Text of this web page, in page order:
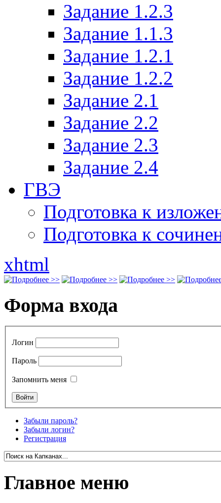
Задание 1.2.3
Задание 1.1.3
Задание 1.2.1
Задание 1.2.2
Задание 2.1
Задание 2.2
Задание 2.3
Задание 2.4
ГВЭ
Подготовка к
Подготовка к
xhtml
Форма входа
Логин
Пароль
Запомнить меня
Забыли пароль?
Забыли логин?
Регистрация
Главное меню